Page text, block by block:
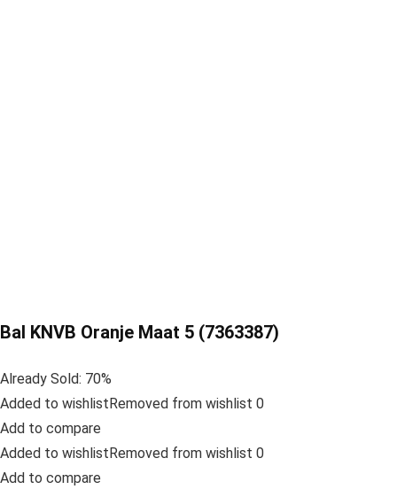
Bal KNVB Oranje Maat 5 (7363387)
Already Sold: 70%
Added to wishlistRemoved from wishlist 0
Add to compare
Added to wishlistRemoved from wishlist 0
Add to compare